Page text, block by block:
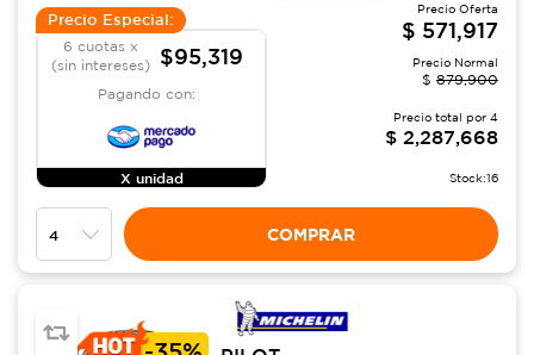
Precio Especial:
6 cuotas x
(sin intereses)
$95,319
Pagando con:
X unidad
Precio Oferta
$ 571,917
Precio Normal
$ 879,900
Precio total por 4
$ 2,287,668
Stock:16
COMPRAR